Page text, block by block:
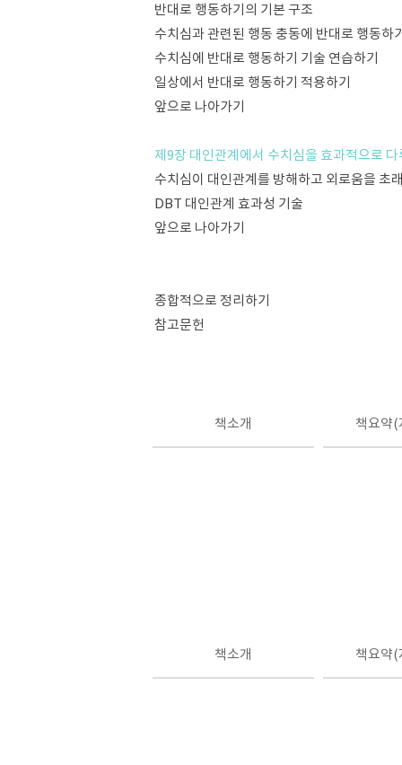
반대로 행동하기의 기본 구조
수치심과 관련된 행동 충동에 반대로 행동하
수치심에 반대로 행동하기 기술 연습하기
일상에서 반대로 행동하기 적용하기
앞으로 나아가기
제9장 대인관계에서 수치심을 효과적으로 다
수치심이 대인관계를 방해하고 외로움을 초
DBT 대인관계 효과성 기술
앞으로 나아가기
종합적으로 정리하기
참고문헌
책소개 책요약(
책소개 책요약(